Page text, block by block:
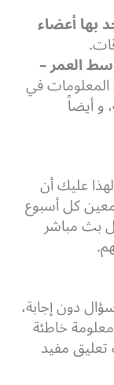
بها أعضاء
العمر –
في
و أيضاً
عليك أن
كل أسبوع
بث مباشر
دون إجابة،
خاطئة
مفيد